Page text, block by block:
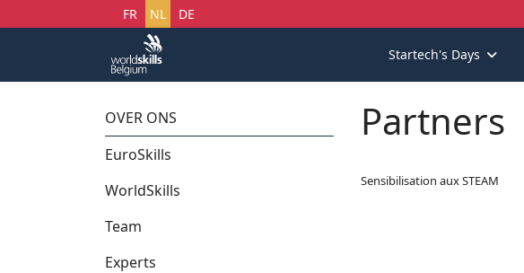
Selecteer uw taal
FR NL DE
Startech's Days
OVER ONS
EuroSkills
WorldSkills
Team
Experts
Partners
Sensibilisation aux STEAM